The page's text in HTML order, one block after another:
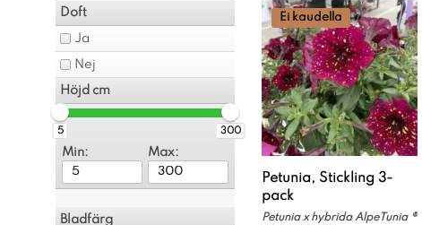
Doft
Ja
Nej
Höjd cm
5 300
Min: Max:
Bladfärg
Ei kaudella
Petunia, Stickling 3-
pack
Petunia x hybrida AlpeTunia ®